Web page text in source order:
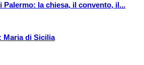
Palermo: la chiesa, il convento, il...
Maria di Sicilia